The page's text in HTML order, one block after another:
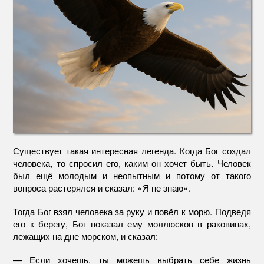
Существует такая интересная легенда. Когда Бог создал
человека, то спросил его, каким он хочет быть. Человек
был ещё молодым и неопытным и потому от такого
вопроса растерялся и сказал: «Я не знаю».
Тогда Бог взял человека за руку и повёл к морю. Подведя
его к берегу, Бог показал ему моллюсков в раковинах,
лежащих на дне морском, и сказал:
— Если хочешь, ты можешь выбрать себе жизнь